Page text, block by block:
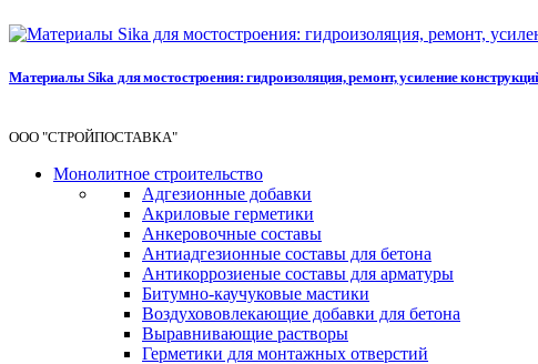
Материалы Sika для мостостроения: гидроизоляция, ремонт, усиление
ООО "СТРОЙПОСТАВКА"
Монолитное строительство
Адгезионные добавки
Акриловые герметики
Анкеровочные составы
Антиадгезионные составы для бетона
Антикоррозиеные составы для арматуры
Битумно-каучуковые мастики
Воздухововлекающие добавки для бетона
Выравнивающие растворы
Герметики для монтажных отверстий